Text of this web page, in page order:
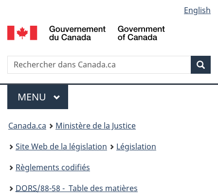
au
contenu
propos
de
la
HTML
simplifiée
selection
English
Recherche
Menu
MENU PRINCIPAL
You
are
here:
Canada.ca
Ministère de la Justice
Site Web de la législation
Législation
Règlements codifiés
DORS/88-58 - Table des matières